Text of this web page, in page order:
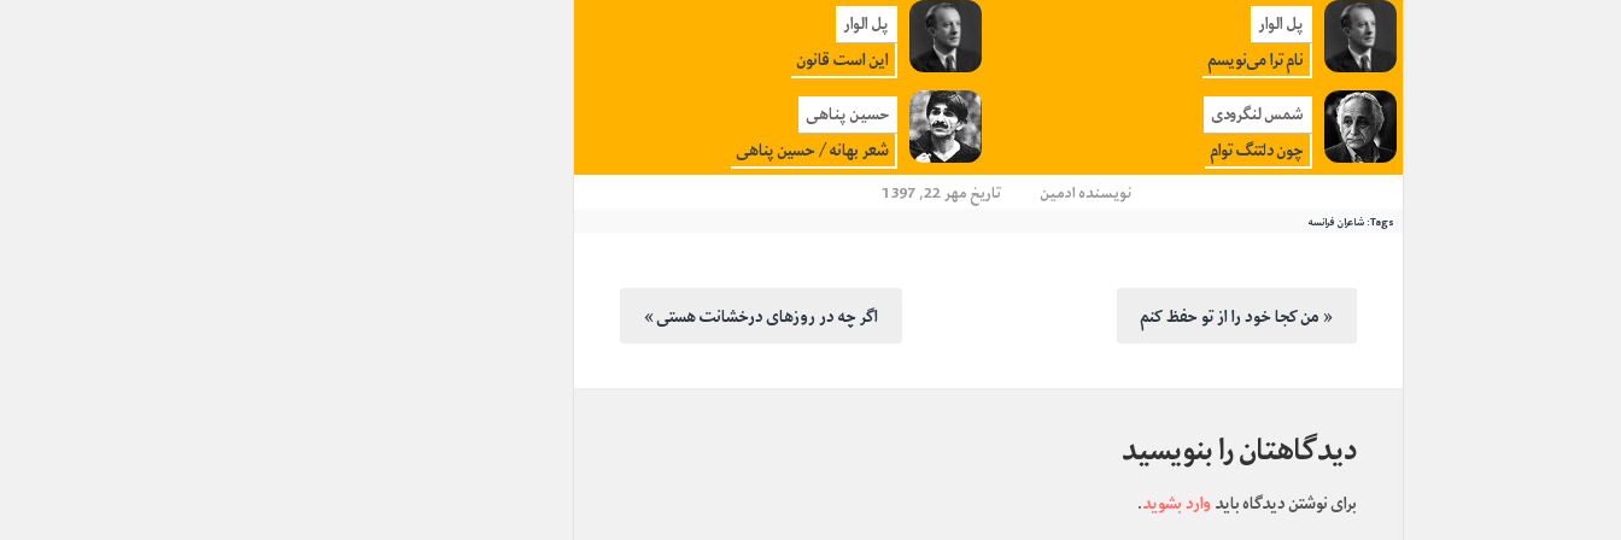
پل الوار
نام ترا می‌نویسم
پل الوار
این است قانون
شمس لنگرودی
چون دلتنگ توام
حسین پناهی
شعر بهانه / حسین پناهی
نویسندهادمین تاریخ مهر 22, 1397
Tags: شاعران فرانسه
من کجا خود را از تو حفظ کنم » « اگر چه در روزهای درخشانت هستی
دیدگاهتان را بنویسید
برای نوشتن دیدگاه بایدوارد بشوید.